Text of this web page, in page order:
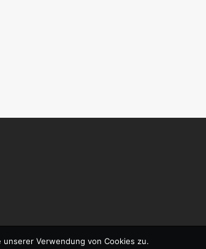
Verwendung von Cookies zu.